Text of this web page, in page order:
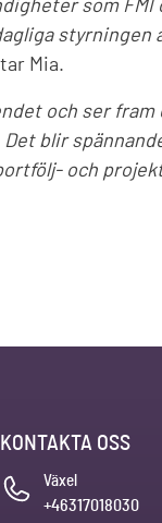
som FMI
styrningen
Mia.
och ser
blir
och
KONTAKTA OSS
Växel
+46317018030